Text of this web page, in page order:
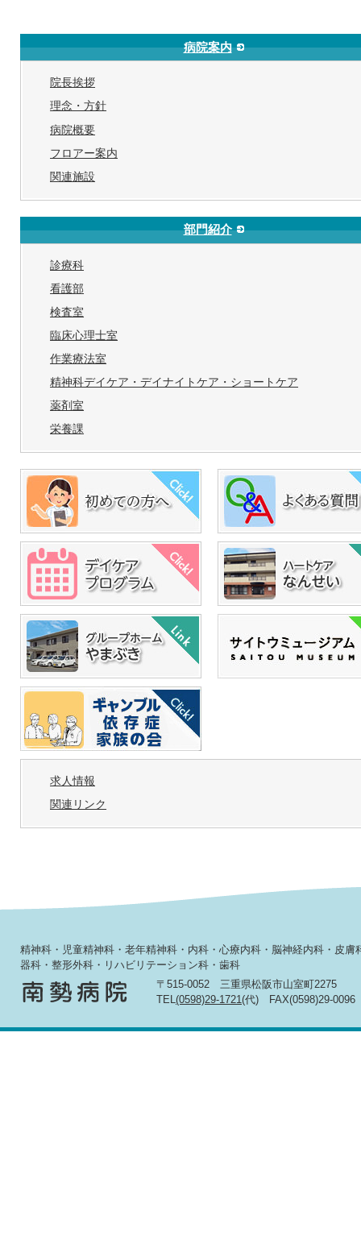
病院案内
院長挨拶
理念・方針
病院概要
フロアー案内
関連施設
部門紹介
診療科
看護部
検査室
臨床心理士室
作業療法室
精神科デイケア・デイナイトケア・ショートケア
薬剤室
栄養課
求人情報
関連リンク
精神科・児童精神科・老年精神科・内科・心療内科・脳神経内科・皮膚
器科・整形外科・リハビリテーション科・歯科
〒515-0052 三重県松阪市山室町2275
TEL(0598)29-1721(代) FAX(0598)29-0096